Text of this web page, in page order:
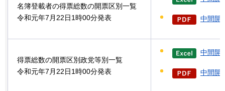
名簿登載者の得票総数の開票区別一覧
令和元年7月22日1時00分発表
中間開
得票総数の開票区別政党等別一覧
令和元年7月22日1時00分発表
中間開
中間開